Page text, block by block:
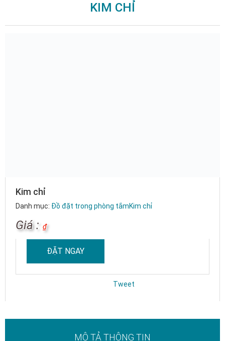
KIM CHỈ
Kim chỉ
Danh mục: Đồ đặt trong phòng tắmKim chỉ
Giá : ₫
ĐẶT NGAY
Tweet
MÔ TẢ THÔNG TIN